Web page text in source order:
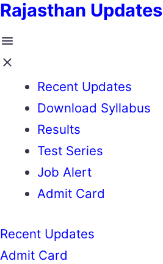
Rajasthan Updates
Recent Updates
Download Syllabus
Results
Test Series
Job Alert
Admit Card
Recent Updates
Admit Card